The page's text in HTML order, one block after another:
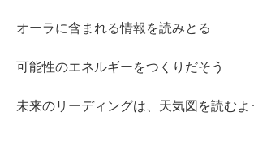
オーラに含まれる情報を読みとる
可能性のエネルギーをつくりだそう
未来のリーディングは、天気図を読むよ